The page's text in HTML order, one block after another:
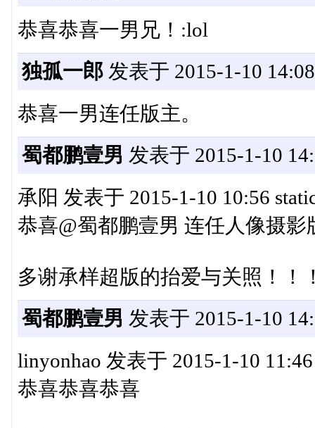
恭喜恭喜一男兄！:lol
独孤一郎发表于 2015-1-10
恭喜一男连任版主。
蜀都鹏壹男 发表于 2015-1-10
承阳 发表于 2015-1-10 10:56
恭喜@蜀都鹏壹男 连任人像摄影
多谢承样超版的抬爱与关照！！
蜀都鹏壹男 发表于 2015-1-10
linyonhao 发表于 2015-1-10
恭喜恭喜恭喜